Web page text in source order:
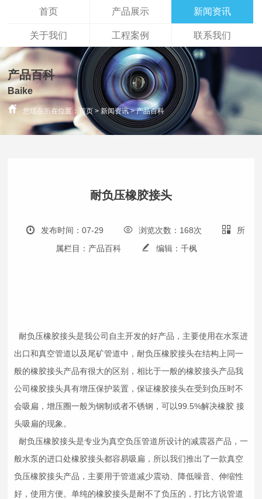
首页 产品展示 新闻资讯
关于我们 工程案例 联系我们
产品百科
Baike
您现在所在位置：首页 >新闻资讯>产品百科
耐负压橡胶接头
发布时间：07-29 浏览次数：168次
所
属栏目：产品百科
编辑：千枫
耐负压橡胶接头是我公司自主开发的好产品，主要使用在水泵进
出口和真空管道以及尾矿管道中，耐负压橡胶接头在结构上同一
般的橡胶接头产品有很大的区别，相比于一般的橡胶接头产品我
公司橡胶接头具有增压保护装置，保证橡胶接头在受到负压时不
会吸扁，增压圈一般为钢制或者不锈钢，可以99.5%解决橡胶 接
头吸扁的现象。
耐负压橡胶接头是专业为真空负压管道所设计的减震器产品，一
般水泵的进口处橡胶接头都容易吸扁，所以我们推出了一款真空
负压橡胶接头产品，主要用于管道减少震动、降低噪音、伸缩性
好，使用方便。单纯的橡胶接头是耐不了负压的，打比方说管道